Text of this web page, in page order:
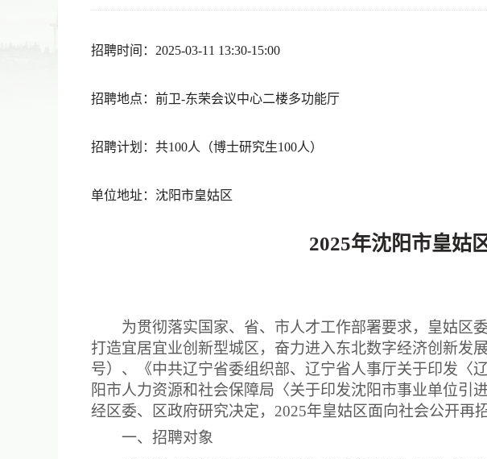
招聘时间：2025-03-11 13:30-15:00
招聘地点：前卫-东荣会议中心二楼多功能厅
招聘计划：共100人（博士研究生100人）
单位地址：沈阳市皇姑区
2025年沈阳市皇姑
为贯彻落实国家、省、市人才工作部署要求，皇姑区
打造宜居宜业创新型城区，奋力进入东北数字经济创新发
号）、《中共辽宁省委组织部、辽宁省人事厅关于印发〈
阳市人力资源和社会保障局〈关于印发沈阳市事业单位引
经区委、区政府研究决定，2025年皇姑区面向社会公开再
一、招聘对象